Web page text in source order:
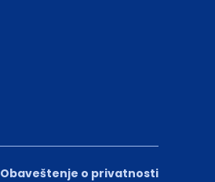
Obaveštenje o privatnosti